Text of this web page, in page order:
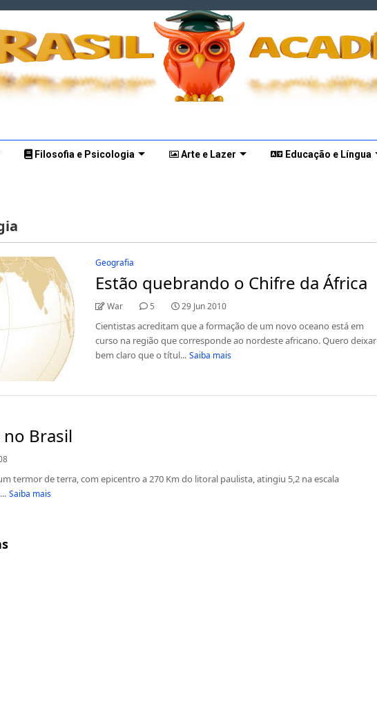
Filosofia e Psicologia Arte e Lazer Educação e Língua
Geografia
Estão quebrando o Chifre da África
War 5 29 Jun 2010
Cientistas acreditam que a formação de um novo oceano está em
curso na região que corresponde ao nordeste africano. Quero deixar
bem claro que o títul... Saiba mais
Brasil
termor de terra, com epicentro a 270 Km do litoral paulista, atingiu 5,2 na escala
Saiba mais